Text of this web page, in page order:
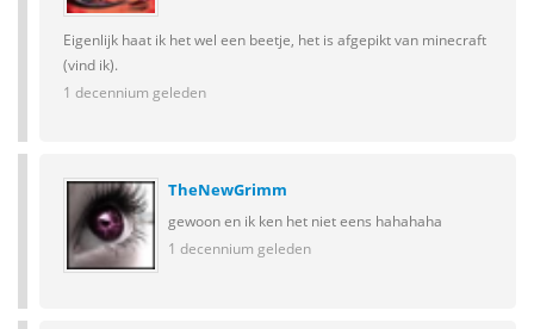
Eigenlijk haat ik het wel een beetje, het is afgepikt van minecraft
(vind ik).
1 decennium geleden
TheNewGrimm
gewoon en ik ken het niet eens hahahaha
1 decennium geleden